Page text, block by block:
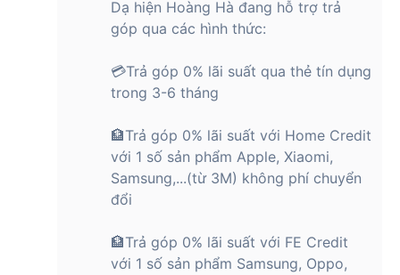
Dạ hiện Hoàng Hà đang hỗ trợ trả
góp qua các hình thức:
💳Trả góp 0% lãi suất qua thẻ tín dụng
trong 3-6 tháng
🏦Trả góp 0% lãi suất với Home Credit
với 1 số sản phẩm Apple, Xiaomi,
Samsung,...(từ 3M) không phí chuyển
đổi
🏦Trả góp 0% lãi suất với FE Credit
với 1 số sản phẩm Samsung, Oppo,